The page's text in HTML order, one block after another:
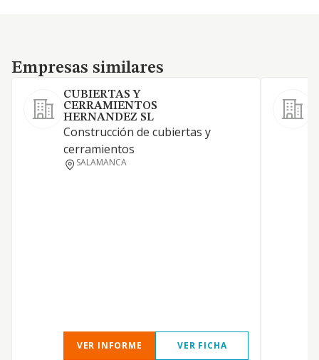
Empresas similares
Empresas similares
CUBIERTAS Y
CERRAMIENTOS
HERNANDEZ SL
Construcción de cubiertas y
cerramientos
SALAMANCA
VER INFORME VER FICHA